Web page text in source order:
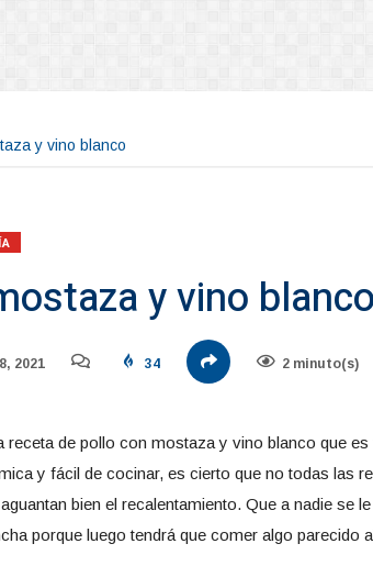
y vino blanco
y vino blanco
2021 34 2 minuto(s)
de pollo con mostaza y vino blanco que es
y fácil de cocinar, es cierto que no todas las
bien el recalentamiento. Que a nadie se
porque luego tendrá que comer algo parecido